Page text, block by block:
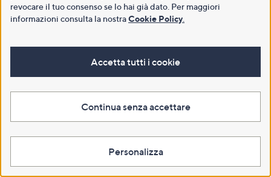
revocare il tuo consenso se lo hai già dato. Per maggiori
informazioni consulta la nostraCookie Policy
Accetta tutti i cookie
Continua senza accettare
Personalizza